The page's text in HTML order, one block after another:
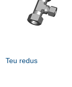
Teu redus